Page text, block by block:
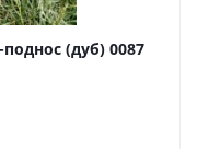
(дуб) 0087